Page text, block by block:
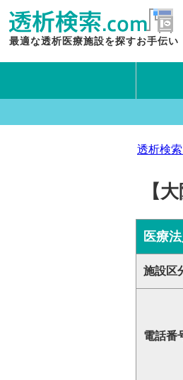
最適な透析医療施設を探すお手伝い
透析検
【
医療
施設区
電話番